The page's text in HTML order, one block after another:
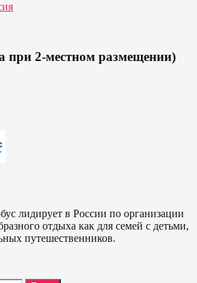
при 2-местном размещении)
лидирует в России по организации
отдыха как для семей с детьми,
путешественников.